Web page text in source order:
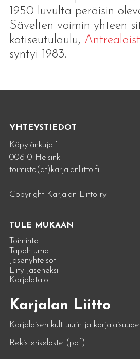
1950-luvulta peräisin
Sävelten voimin yhteen
kotiseutulaulu,
syntyi 1983.
YHTEYSTIEDOT
Käpylänkuja 1
00610 Helsinki
toimisto(at)karjalanliitto.fi
Copyright Karjalan Liitto ry
TULE MUKAAN
Toiminta
Tapahtumat
Jäsenyhteisöt
Liity jäseneksi
Karjalatalo
Karjalan Liitto
Karjalaisen kulttuurin ja
Rekisteriseloste (pdf)